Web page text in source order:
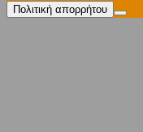
Πολιτική απορρήτου